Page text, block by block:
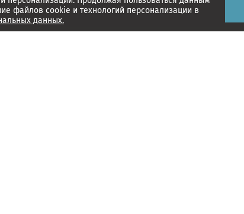
файлов cookie и технологий персонализации в
данных.